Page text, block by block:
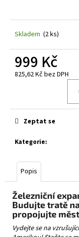
5
hvězdiček.
Skladem (2 ks)
999 Kč
825,62 Kč bez DPH
Kategorie:
Zeptat se
Popis
Železniční
Budujte tratě
propojujte
Vydejte se na
o
p
o
SANSEKING
WHITE
DRAGON
TOURNAMENT
SLEEVES
BLACK